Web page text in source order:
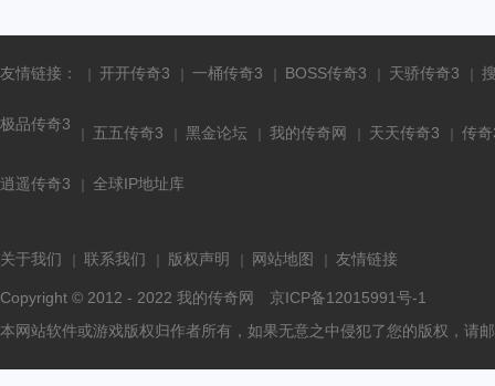
友情链接： 开开传奇3 一桶传奇3 BOSS传奇3 天骄传奇3
极品传奇3 五五传奇3 黑金论坛 我的传奇网 天天传奇3 传
逍遥传奇3 全球IP地址库
关于我们 联系我们 版权声明 网站地图 友情链接
Copyright © 2012 - 2022 我的传奇网
京ICP备12015991号-1
本网站软件或游戏版权归作者所有，如果无意之中侵犯了您的版权，请